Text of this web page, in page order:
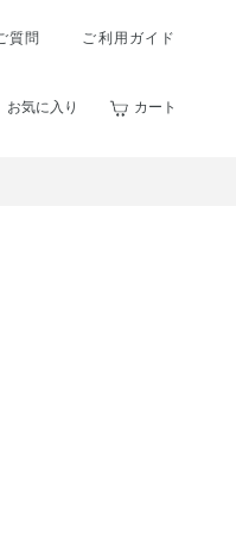
質問 ご利用ガイド
お気に入り カート